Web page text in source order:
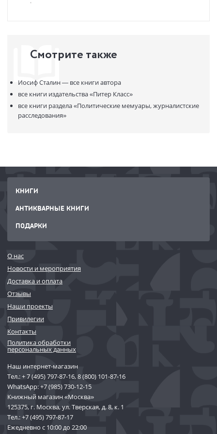
Смотрите также
Иосиф Сталин — все книги автора
все книги издательства«Питер Класс»
все книги раздела«Политические мемуары, журналистские
расследования»
КНИГИ
АНТИКВАРНЫЕ КНИГИ
ПОДАРКИ
О нас
Новости и мероприятия
Доставка и оплата
Отзывы
Наши проекты
Привилегии
Контакты
Политика обработки
персональных данных
Наш интернет-магазин
Тел.:+ 7 (495) 797-87-16,8 (800) 101-87-16
WhatsApp:+7 (985) 730-12-15
Книжный магазин «Москва»
125375, г. Москва, ул. Тверская, д. 8, к. 1
Тел.:+7 (495) 797-87-17
Ежедневно с 10:00 до 22:00